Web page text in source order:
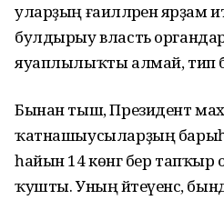
уларҙың ғаиләләренә ярҙам
булдырыу власть
яуаплылыҡты алмай, тип
Бынан тыш, Президент
ҡатнашыусыларҙың
һайын 14 көнгә бер тапҡыр
ҡушты. Уның әйтеүенсә, бында